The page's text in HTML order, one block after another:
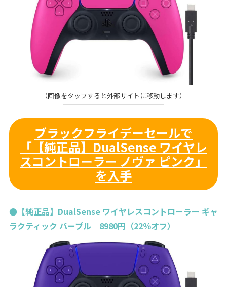
（画像をタップすると外部サイトに移動します）
ブラックフライデーセールで
「【純正品】DualSense ワイヤレ
スコントローラー ノヴァ ピンク」
を入手
●【純正品】DualSense ワイヤレスコントローラー ギャ
ラクティック パープル 8980円（22％オフ）